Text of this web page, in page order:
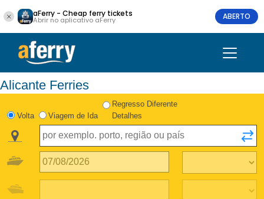
aFerry - Cheap ferry tickets
Abrir no aplicativo aFerry ABERTO
Alicante Ferries
Volta Viagem de Ida
Regresso Diferente
Detalhes